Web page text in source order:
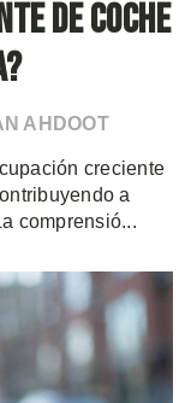
de Coche
AHDOOT
creciente
a
comprensió...